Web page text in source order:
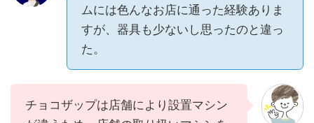
ムには色んなお店に通った経験ありま
すが、器具も少ないし思ったのと違っ
た。
チョコザップは店舗により設置マシン